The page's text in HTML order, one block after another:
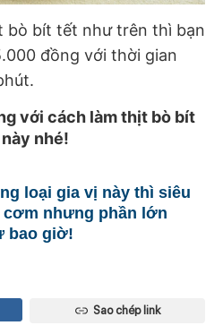
bò bít tết như trên thì bạn
đồng với thời gian
với cách làm thịt bò bít
nhé!
loại gia vị này thì siêu
cơm nhưng phần lớn
bao giờ!
Sao chép link